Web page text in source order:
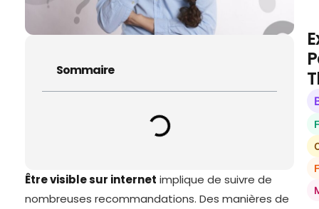
Sommaire
Être visible sur internet implique de suivre de
nombreuses recommandations. Des manières de